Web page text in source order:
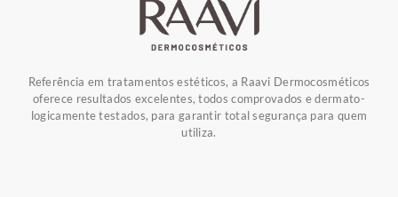
Referência em tratamentos estéticos, a Raavi Dermocosméticos
oferece resultados excelentes, todos comprovados e dermato-
logicamente testados, para garantir total segurança para quem
utiliza.